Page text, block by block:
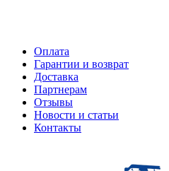
Оплата
Гарантии и возврат
Доставка
Партнерам
Отзывы
Новости и статьи
Контакты